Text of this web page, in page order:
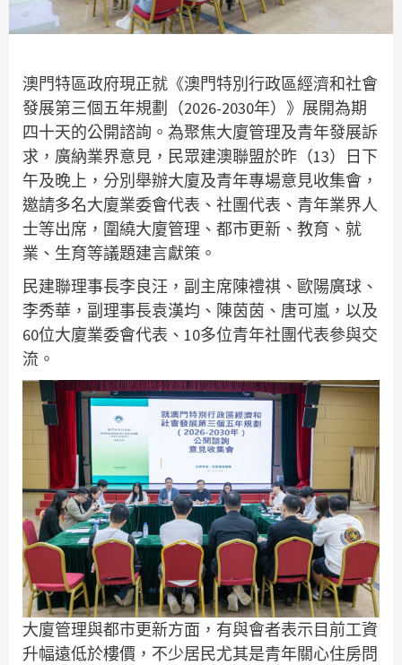
澳門特區政府現正就《澳門特別行政區經濟和社會
發展第三個五年規劃（2026-2030年）》展開為期
四十天的公開諮詢。為聚焦大廈管理及青年發展訴
求，廣納業界意見，民眾建澳聯盟於昨（13）日下
午及晚上，分別舉辦大廈及青年專場意見收集會，
邀請多名大廈業委會代表、社團代表、青年業界人
士等出席，圍繞大廈管理、都市更新、教育、就
業、生育等議題建言獻策。
民建聯理事長李良汪，副主席陳禮祺、歐陽廣球、
李秀華，副理事長袁漢均、陳茵茵、唐可嵐，以及
60位大廈業委會代表、10多位青年社團代表參與交
流。
大廈管理與都市更新方面，有與會者表示目前工資
升幅遠低於樓價，不少居民尤其是青年關心住房問